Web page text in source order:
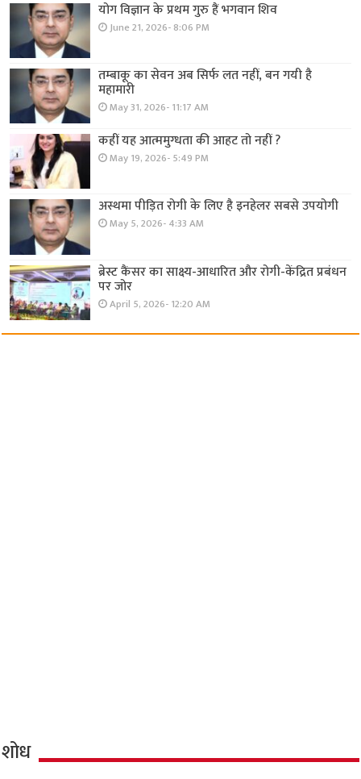
योग विज्ञान के प्रथम गुरु हैं भगवान शिव
June 21, 2026- 8:06 PM
तम्बाकू का सेवन अब सिर्फ लत नहीं, बन गयी है
महामारी
May 31, 2026- 11:17 AM
कहीं यह आत्ममुग्धता की आहट तो नहीं ?
May 19, 2026- 5:49 PM
अस्थमा पीड़ित रोगी के लिए है इनहेलर सबसे उपयोगी
May 5, 2026- 4:33 AM
ब्रेस्ट कैंसर का साक्ष्य-आधारित और रोगी-केंद्रित प्रबंधन
पर जोर
April 5, 2026- 12:20 AM
शोध